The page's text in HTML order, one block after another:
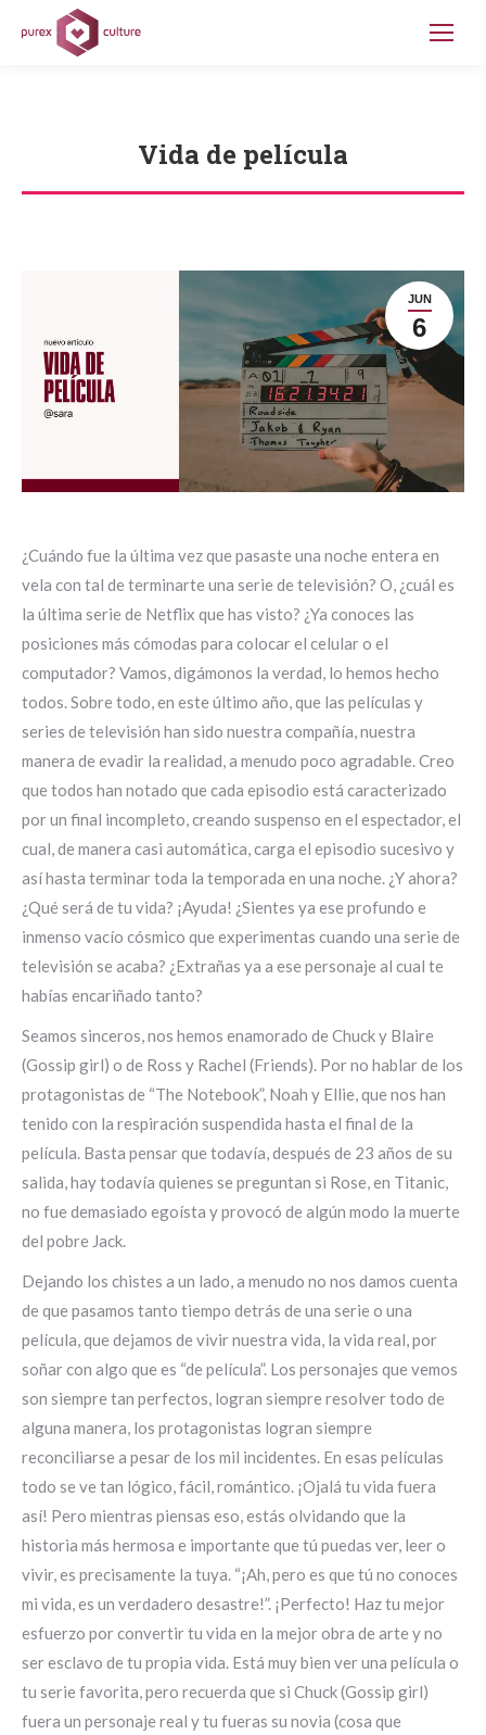
Vida de película
Estás aquí:
JUN
6
¿Cuándo fue la última vez que pasaste una noche entera en
vela con tal de terminarte una serie de televisión? O, ¿cuál es
la última serie de Netflix que has visto? ¿Ya conoces las
posiciones más cómodas para colocar el celular o el
computador? Vamos, digámonos la verdad, lo hemos hecho
todos. Sobre todo, en este último año, que las películas y
series de televisión han sido nuestra compañía, nuestra
manera de evadir la realidad, a menudo poco agradable. Creo
que todos han notado que cada episodio está caracterizado
por un final incompleto, creando suspenso en el espectador, el
cual, de manera casi automática, carga el episodio sucesivo y
así hasta terminar toda la temporada en una noche. ¿Y ahora?
¿Qué será de tu vida? ¡Ayuda! ¿Sientes ya ese profundo e
inmenso vacío cósmico que experimentas cuando una serie de
televisión se acaba? ¿Extrañas ya a ese personaje al cual te
habías encariñado tanto?
Seamos sinceros, nos hemos enamorado de Chuck y Blaire
(Gossip girl) o de Ross y Rachel (Friends). Por no hablar de los
protagonistas de “The Notebook”, Noah y Ellie, que nos han
tenido con la respiración suspendida hasta el final de la
película. Basta pensar que todavía, después de 23 años de su
salida, hay todavía quienes se preguntan si Rose, en Titanic,
no fue demasiado egoísta y provocó de algún modo la muerte
del pobre Jack.
Dejando los chistes a un lado, a menudo no nos damos cuenta
de que pasamos tanto tiempo detrás de una serie o una
película, que dejamos de vivir nuestra vida, la vida real, por
soñar con algo que es “de película”. Los personajes que vemos
son siempre tan perfectos, logran siempre resolver todo de
alguna manera, los protagonistas logran siempre
reconciliarse a pesar de los mil incidentes. En esas películas
todo se ve tan lógico, fácil, romántico. ¡Ojalá tu vida fuera
así! Pero mientras piensas eso, estás olvidando que la
historia más hermosa e importante que tú puedas ver, leer o
vivir, es precisamente la tuya. “¡Ah, pero es que tú no conoces
mi vida, es un verdadero desastre!”. ¡Perfecto! Haz tu mejor
esfuerzo por convertir tu vida en la mejor obra de arte y no
ser esclavo de tu propia vida. Está muy bien ver una película o
tu serie favorita, pero recuerda que si Chuck (Gossip girl)
fuera un personaje real y tu fueras su novia (cosa que